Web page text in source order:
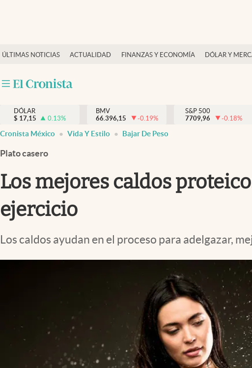
ÚLTIMAS NOTICIAS ACTUALIDAD FINANZAS Y ECONOMÍA DÓLAR Y
Actualidad
Internacionales
Opinión
Brand Strategy
Vida y estilo
Tv
Espiritualidad
DÓLAR
$ 17,15 0.13%
BMV
66.396,15
-0.19%
S&P 500
7709,96
-0.18%
Cronista México Vida Y Estilo Bajar De Peso
Plato casero
Los mejores caldos
ejercicio
Los caldos ayudan en el proceso para adelgazar,